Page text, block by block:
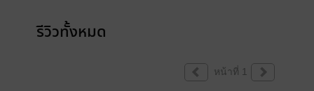
รีวิวทั้งหมด
หน้าที่ 1